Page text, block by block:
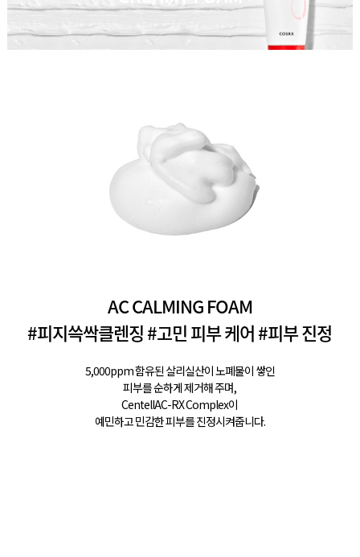
AC CALMING FOAM
#피지쓱싹클렌징 #고민 피부 케어 #피부 진정
5,000ppm 함유된 살리실산이 노폐물이 쌓인
피부를 순하게 제거해 주며,
CentellAC-RX Complex이
예민하고 민감한 피부를 진정시켜줍니다.